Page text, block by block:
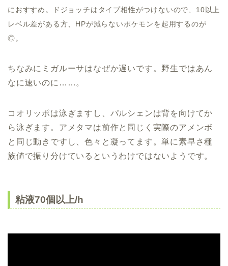
におすすめ。ドジョッチはタイプ相性がつけないので、10以上
レベル差がある方、HPが減らないポケモンを起用するのが
◎。
ちなみにミガルーサはなぜか遅いです。野生ではあん
なに速いのに……。
コオリッポは泳ぎますし、パルシェンは背を向けてか
ら泳ぎます。アメタマは前作と同じく実際のアメンボ
と同じ動きですし、色々と凝ってます。単に素早さ種
族値で振り分けているというわけではないようです。
粘液70個以上/h